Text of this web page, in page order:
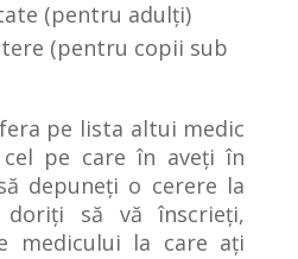
(pentru adulți)
(pentru copii sub
pe lista altui medic
pe care în aveți în
depuneți o cerere la
să vă înscrieți,
medicului la care ați